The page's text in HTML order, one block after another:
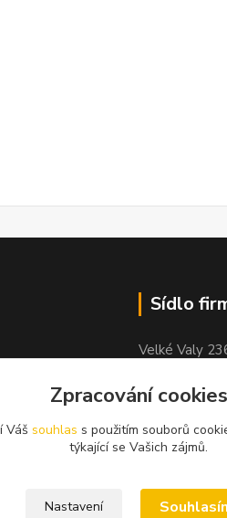
Sídlo
Velké Valy
Nymburk
288 02
Zpracování cookies
Váš souhlas s použitím souborů
týkající se Vašich zájmů.
Nastavení